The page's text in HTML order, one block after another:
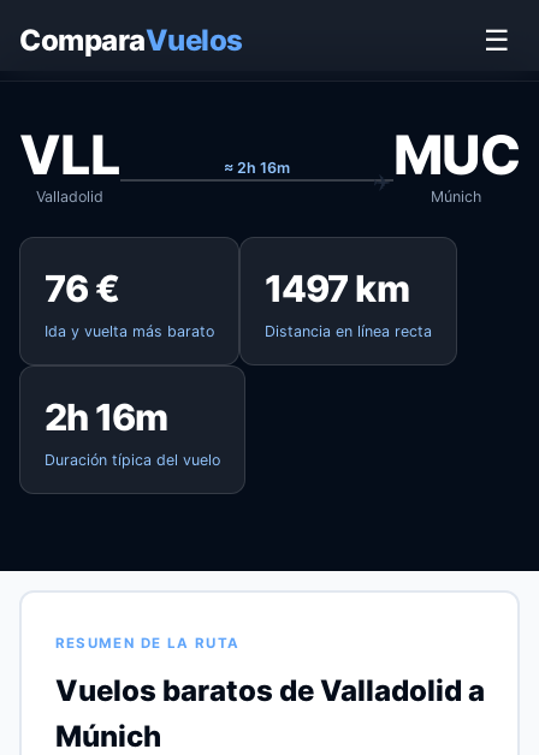
ComparaVuelos ☰
VLL
Valladolid
≈ 2h 16m MUC
Múnich
76 €
Ida y vuelta más barato
1497 km
Distancia en línea recta
2h 16m
Duración típica del vuelo
RESUMEN DE LA RUTA
Vuelos baratos de Valladolid a
Múnich